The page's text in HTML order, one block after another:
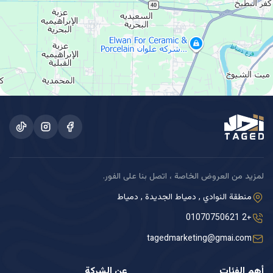
لمزيد من العروض الخاصة ، اتصل بنا على الفور.
منطقة النوادي , دمياط الجديدة , دمياط
+2 01070750621
tagedmarketing@gmai.com